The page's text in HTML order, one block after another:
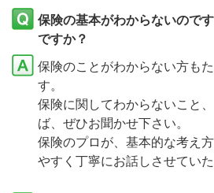
保険の基本がわからないので
ですか？
保険のことがわからない方も
す。
保険に関してわからないこと
ば、ぜひお聞かせ下さい。
保険のプロが、基本的な考え
やすく丁寧にお話しさせていた